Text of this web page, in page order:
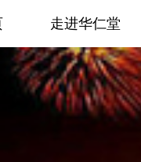
走进华仁堂